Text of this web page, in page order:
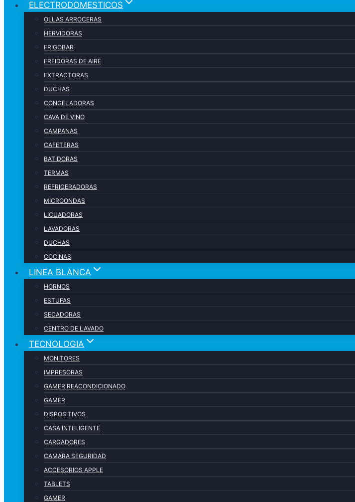
ELECTRODOMESTICOS
OLLAS ARROCERAS
HERVIDORAS
FRIGOBAR
FREIDORAS DE AIRE
EXTRACTORAS
DUCHAS
CONGELADORAS
CAVA DE VINO
CAMPANAS
CAFETERAS
BATIDORAS
TERMAS
REFRIGERADORAS
MICROONDAS
LICUADORAS
LAVADORAS
DUCHAS
COCINAS
LINEA BLANCA
HORNOS
ESTUFAS
SECADORAS
CENTRO DE LAVADO
TECNOLOGIA
MONITORES
IMPRESORAS
GAMER REACONDICIONADO
GAMER
DISPOSITIVOS
CASA INTELIGENTE
CARGADORES
CAMARA SEGURIDAD
ACCESORIOS APPLE
TABLETS
GAMER